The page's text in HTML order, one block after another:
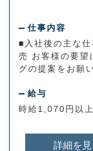
仕事内容
■入社後の主な
売 お客様の要望
グの提案をお願
給与
時給1,070円以
詳細を見